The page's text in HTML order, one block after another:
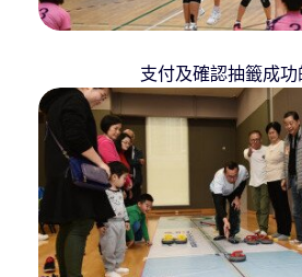
支付及確認抽籤成功